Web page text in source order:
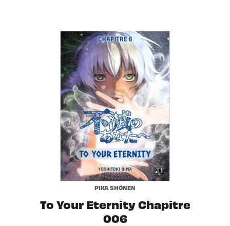
PIKA SHÔNEN
To Your Eternity Chapitre
006